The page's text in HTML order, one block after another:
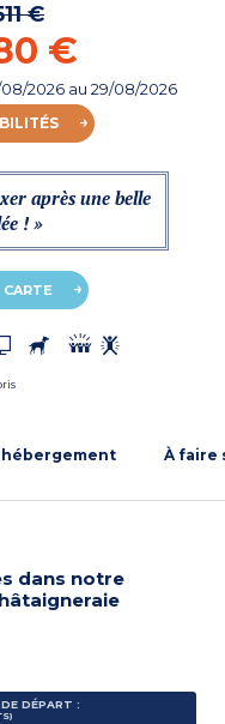
€
€
2026au 29/08/2026
après une belle
! »
CARTE
À faire
dans notre
DÉPART :
)